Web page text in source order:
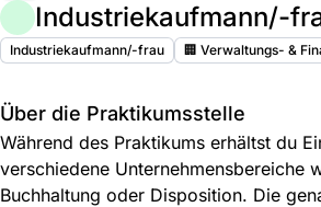
Industriekaufmann/-
Industriekaufmann/-frau 🏢 Verwaltungs- &
Über die Praktikumsstelle
Während des Praktikums erhältst du
verschiedene Unternehmensbereiche
Buchhaltung oder Disposition. Die